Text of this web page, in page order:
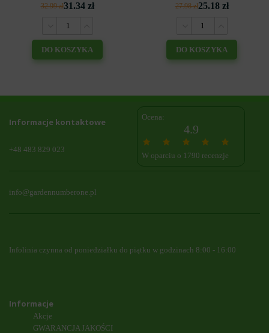
32.99 zł31.34 zł
DO KOSZYKA
27.98 zł25.18 zł
DO KOSZYKA
Informacje kontaktowe
+48 483 829 023
Ocena:
4.9
W oparciu o 1790 recenzje
info@gardennumberone.pl
Infolinia czynna od poniedziałku do piątku w godzinach 8:00 - 16:00
Informacje
Akcje
GWARANCJA JAKOŚCI